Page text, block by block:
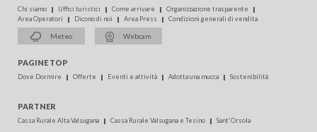
Chi siamo Uffici turistici Come arrivare
Organizzazione trasparente
Area Operatori
Dicono di noi Area Press Condizioni generali di vendita
Meteo Webcam
PAGINE TOP
Dove Dormire Offerte Eventi e attività Adotta una mucca Sostenibilità
PARTNER
Cassa Rurale Alta Valsugana Cassa Rurale Valsugana e Tesino Sant'Orsola